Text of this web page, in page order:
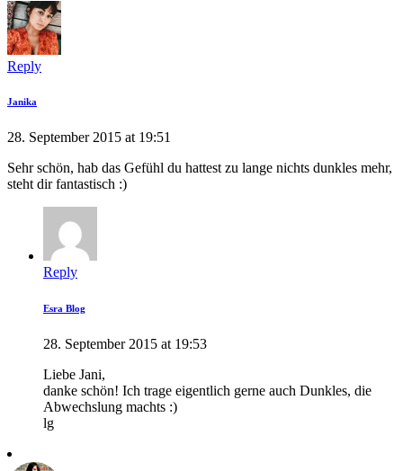
Reply
Janika
28. September 2015 at 19:51
Sehr schön, hab das Gefühl du hattest zu lange nichts dunkles mehr,
steht dir fantastisch :)
Reply
Esra Blog
28. September 2015 at 19:53
Liebe Jani,
danke schön! Ich trage eigentlich gerne auch Dunkles, die
Abwechslung machts :)
lg